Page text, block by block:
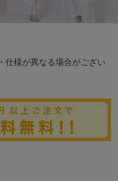
仕様が異なる場合がござい